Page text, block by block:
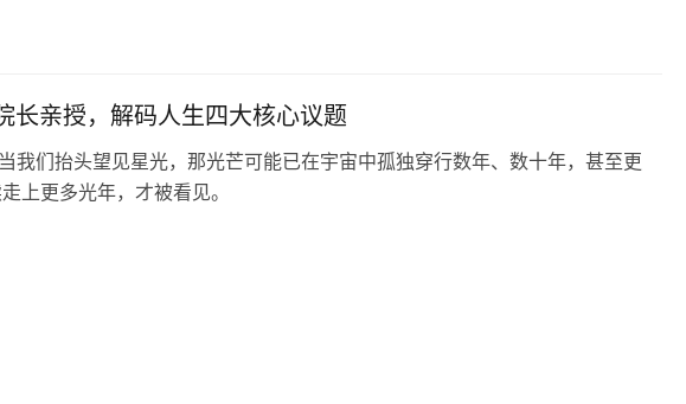
亲授，解码人生四大核心议题
我们抬头望见星光，那光芒可能已在宇宙中孤独穿行数年、数十年，甚至更
上更多光年，才被看见。